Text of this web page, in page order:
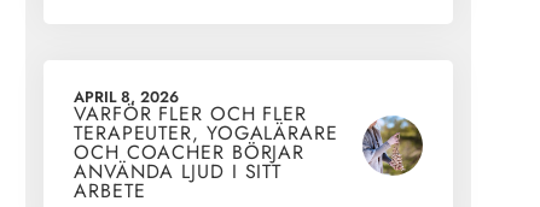
APRIL 8, 2026
VARFÖR FLER OCH FLER
TERAPEUTER, YOGALÄRARE
OCH COACHER BÖRJAR
ANVÄNDA LJUD I SITT
ARBETE